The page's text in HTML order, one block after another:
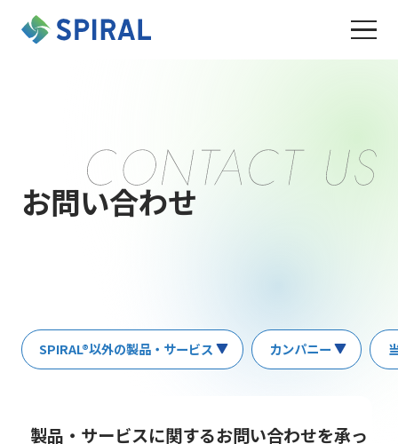
お問い合わせ
SPIRAL®以外の製品・サービス カンパニー
製品・サービスに関するお問い合わせを承っ